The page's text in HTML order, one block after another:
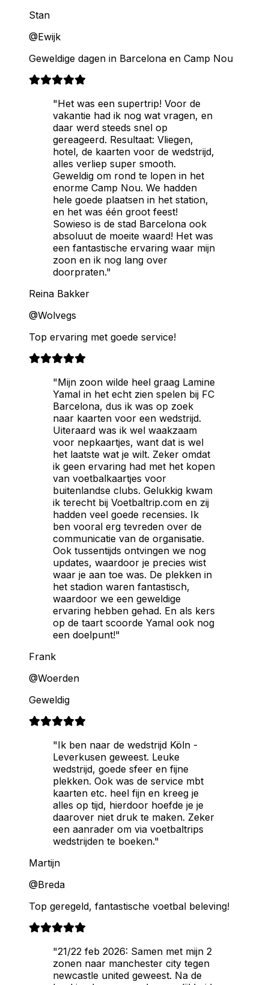
Stan
@Ewijk
Geweldige dagen in Barcelona en Camp Nou
"Het was een supertrip! Voor de
vakantie had ik nog wat vragen, en
daar werd steeds snel op
gereageerd. Resultaat: Vliegen,
hotel, de kaarten voor de wedstrijd,
alles verliep super smooth.
Geweldig om rond te lopen in het
enorme Camp Nou. We hadden
hele goede plaatsen in het station,
en het was één groot feest!
Sowieso is de stad Barcelona ook
absoluut de moeite waard! Het was
een fantastische ervaring waar mijn
zoon en ik nog lang over
doorpraten."
Reina Bakker
@Wolvegs
Top ervaring met goede service!
"Mijn zoon wilde heel graag Lamine
Yamal in het echt zien spelen bij FC
Barcelona, dus ik was op zoek
naar kaarten voor een wedstrijd.
Uiteraard was ik wel waakzaam
voor nepkaartjes, want dat is wel
het laatste wat je wilt. Zeker omdat
ik geen ervaring had met het kopen
van voetbalkaartjes voor
buitenlandse clubs. Gelukkig kwam
ik terecht bij Voetbaltrip.com en zij
hadden veel goede recensies. Ik
ben vooral erg tevreden over de
communicatie van de organisatie.
Ook tussentijds ontvingen we nog
updates, waardoor je precies wist
waar je aan toe was. De plekken in
het stadion waren fantastisch,
waardoor we een geweldige
ervaring hebben gehad. En als kers
op de taart scoorde Yamal ook nog
een doelpunt!"
Frank
@Woerden
Geweldig
"Ik ben naar de wedstrijd Köln -
Leverkusen geweest. Leuke
wedstrijd, goede sfeer en fijne
plekken. Ook was de service mbt
kaarten etc. heel fijn en kreeg je
alles op tijd, hierdoor hoefde je je
daarover niet druk te maken. Zeker
een aanrader om via voetbaltrips
wedstrijden te boeken."
Martijn
@Breda
Top geregeld, fantastische voetbal beleving!
"21/22 feb 2026: Samen met mijn 2
zonen naar manchester city tegen
newcastle united geweest. Na de